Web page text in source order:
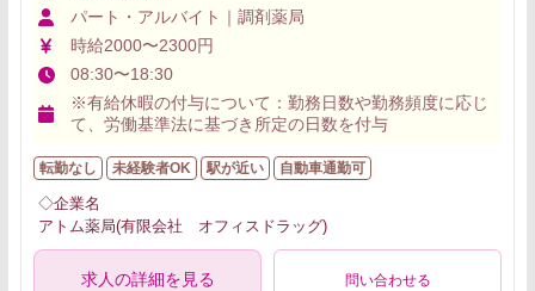
パート・アルバイト｜調剤薬局
時給2000〜2300円
08:30〜18:30
※有給休暇の付与について：勤務日数や勤務頻度に応じ
て、労働基準法に基づき所定の日数を付与
転勤なし 未経験者OK 駅が近い 自動車通勤可
◇企業名
アトム薬局(有限会社 オフィスドラッグ)
求人の詳細を見る 問い合わせる